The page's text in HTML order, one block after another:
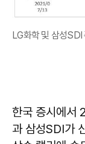
LG화학 및 삼성
한국 증시에서
과 삼성SDI가